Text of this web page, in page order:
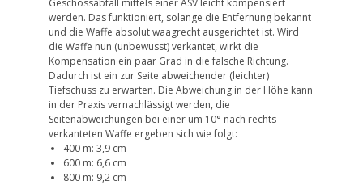
werden. Das funktioniert, solange die Entfernung bekannt
und die Waffe absolut waagrecht ausgerichtet ist. Wird
die Waffe nun (unbewusst) verkantet, wirkt die
Kompensation ein paar Grad in die falsche Richtung.
Dadurch ist ein zur Seite abweichender (leichter)
Tiefschuss zu erwarten. Die Abweichung in der Höhe kann
in der Praxis vernachlässigt werden, die
Seitenabweichungen bei einer um 10° nach rechts
verkanteten Waffe ergeben sich wie folgt:
400 m: 3,9 cm
600 m: 6,6 cm
800 m: 9,2 cm